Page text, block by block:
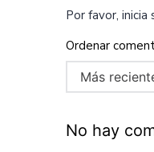
Por favor, inicia
Más
No hay